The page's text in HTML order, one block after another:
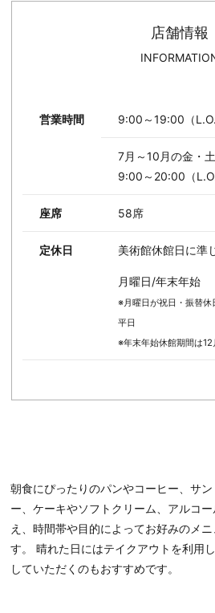
店舗情報
営業時間 9:00～19:00（
7月～10月の金・
9:00～20:00（
座席 58席
定休日 美術館休館日に準
月曜日/年末年始
※月曜日が祝日・振替
平日
※年末年始休館期間は
朝食にぴったりのパンやコーヒー、サ
ー、ケーキやソフトクリーム、アルコ
え、時間帯や目的によってお好みのメ
す。 晴れた日にはテイクアウトを利用
していただくのもおすすめです。